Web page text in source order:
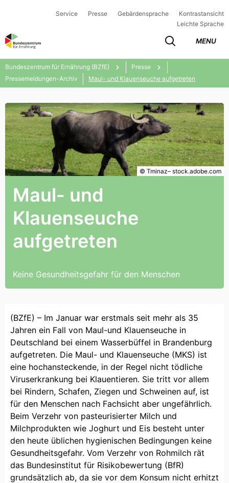
Service Presse Gebärdensprache
Kontrastansicht
Leichte Sprache
MENU
Bundeszentrum für Ernährung (BZfE)
Presse
Pressemeldungen-Archiv
Maul- und Klauenseuche aufgetreten
Maul- und
Klauenseuche
aufgetreten
Keine Gesundheitsgefahr für den Menschen
© Tminaz– stock.adobe.com
(BZfE) – Im Januar war erstmals seit mehr als 35
Jahren ein Fall von Maul-und Klauenseuche in
Deutschland bei einem Wasserbüffel in Brandenburg
aufgetreten. Die Maul- und Klauenseuche (MKS) ist
eine hochansteckende, in der Regel nicht tödliche
Viruserkrankung bei Klauentieren. Sie tritt vor allem
bei Rindern, Schafen, Ziegen und Schweinen auf, ist
für den Menschen nach Fachsicht aber ungefährlich.
Beim Verzehr von pasteurisierter Milch und
Milchprodukten wie Joghurt und Eis besteht unter
den heute üblichen hygienischen Bedingungen keine
Gesundheitsgefahr. Vom Verzehr von Rohmilch rät
das Bundesinstitut für Risikobewertung (BfR)
grundsätzlich ab, da sie vor dem Konsum nicht erhitzt